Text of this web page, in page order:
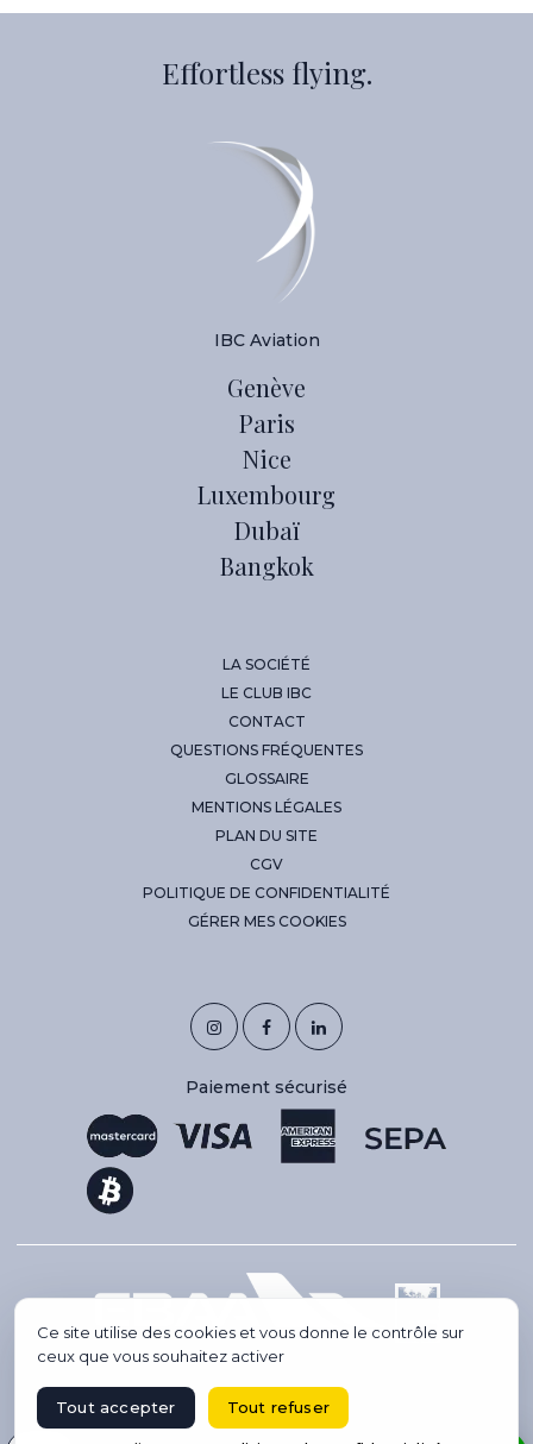
Effortless flying.
IBC Aviation
Genève
Paris
Nice
Luxembourg
Dubaï
Bangkok
LA SOCIÉTÉ
LE CLUB IBC
CONTACT
QUESTIONS FRÉQUENTES
GLOSSAIRE
MENTIONS LÉGALES
PLAN DU SITE
CGV
POLITIQUE DE CONFIDENTIALITÉ
GÉRER MES COOKIES
Paiement sécurisé
Copyright 2026 © IBC AVIATION. Tous droits réservés.
Ce site utilise des cookies et vous donne le contrôle sur
ceux que vous souhaitez activer
Tout accepter Tout refuser